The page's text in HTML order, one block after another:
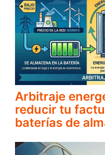
Arbitraje
reducir tu
baterías de